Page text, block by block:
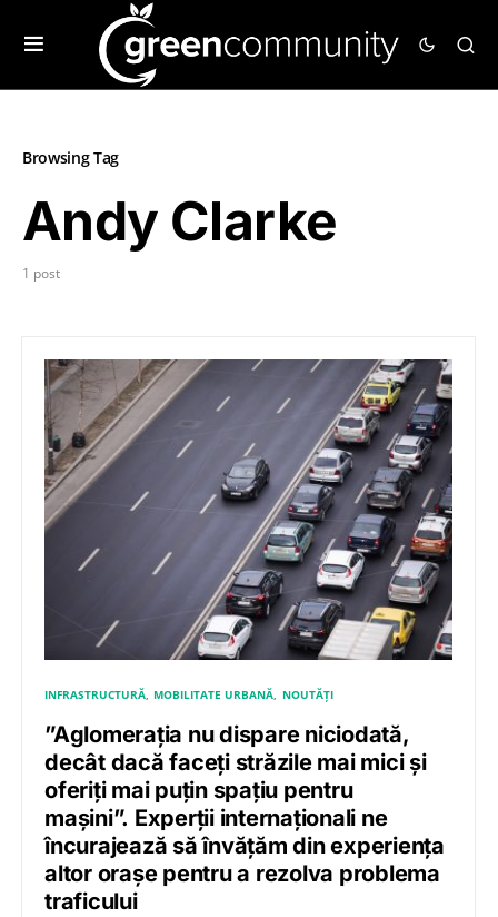
Browsing Tag
Andy Clarke
1 post
INFRASTRUCTURĂ MOBILITATE URBANĂ NOUTĂȚI
”Aglomerația nu dispare niciodată,
decât dacă faceți străzile mai mici și
oferiți mai puțin spațiu pentru
mașini”. Experții internaționali ne
încurajează să învățăm din experiența
altor orașe pentru a rezolva problema
traficului